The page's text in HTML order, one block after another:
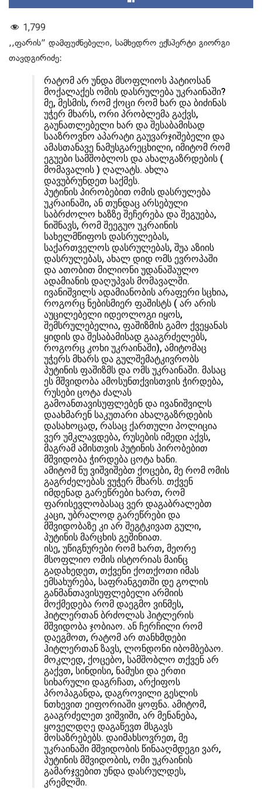
1,799
,,ფარის” დამფუძნებელი, სამხედრო ექსპერტი გიორგი
თავდგირიძე:
რატომ არ უნდა მსოფლიოს პატიოსან
მოქალაქეს ომის დასრულება უკრაინაში?
მე, მესმის, რომ ქოცი რომ ხარ და ბიძინას
უჭერ მხარს, ორი პრობლემა გაქვს,
გაუნათლებელი ხარ და შესაბამისად
სააზროვნო აპარატი გაუვარჯიშებელი და
ამასთანავე ნამუსგარეცხილი, იმიტომ რომ
ეგუები სამშობლოს და ახალგაზრდების (
მომავალის ) ღალატს. ახლა
დავუბრუნდეთ საქმეს.
პუტინის პირობებით ომის დასრულება
უკრაინაში, ან თუნდაც არსებული
საბრძოლო ხაზზე შეჩერება და შეგუება,
ნიშნავს, რომ შეეგუო უკრაინის
სახელმწიფოს დასრულებას,
საქართველოს დასრულებას, შუა აზიის
დასრულებას, ახალ დიდ ომს ევროპაში
და ათობით მილიონი უდანაშაულო
ადამიანის დაღუპვას მომავალში.
ივანიშვილს ადამიანობის არაფერი სცხია,
როგორც ნებისმიერ ფაშისტს ( არ არის
აუცილებელი იდეოლოგი იყოს,
შემსრულებელია, ფაშიზმის გამო ქვეყანას
ყიდის და შესაბამისად გააგრძელებს,
როგორც კოხი უკრაინაში), ამიტომაც
უჭერს მხარს და გულშემატკივრობს
პუტინის ფაშიზმს და ომს უკრაინაში. მასაც
ეს მშვიდობა ამოსუნთქვისთვის ჭირდება,
რუსები ცოტა ძალას
გამოანთავისუფლებენ და ივანიშვილს
დაახმარენ საკუთარი ახალგაზრდების
დასახოცად, რასაც ქართული პოლიცია
ვერ უმკლავდება, რუსების იმედი აქვს,
მაგრამ ამისთვის პუტინის პირობებით
მშვიდობა ჭირდება ცოტა ხანი.
ამიტომ ნუ ვიშვიშებთ ქოცები, მე რომ ომის
გაგრძელებას ვუჭერ მხარს. თქვენ
იმდენად გარეწრები ხართ, რომ
ფარისევლობასაც ვერ დაგაბრალებთ
კაცი, უბრალოდ გარეწრები და
მშვიდობაზე კი არ შეგტკივათ გული,
პუტინის მარცხის გეშინიათ.
ისე, უწიგნურები რომ ხართ, მეორე
მსოფლიო ომის ისტორიას მაინც
გადახედეთ, თქვენი ქოთქოთი იმას
ემსახურება, საფრანგეთში დე გოლის
განმანთავისუფლებელი არმიის
მოქმედება რომ დაეგმო ვინმეს,
ჰიტლერთან ბრძოლას ჰიტლერის
მშვიდობა ჯობიაო. ან ჩერჩილი რომ
დაეგმოთ, რატომ არ თანხმდები
ჰიტლერთან ზავს, ლონდონი იბომბებაო.
მოკლედ, ქოცებო, სამშობლო თქვენ არ
გაქვთ, სინდისი, ნამუსი და ერთი
სიხარული დაგრჩათ, არქიფოს
პროპაგანდა, დაგროვილი გესლის
ნთხევით ეიფორიაში ყოფნა. ამიტომ,
გააგრძელეთ ვიშვიში, არ მენანება,
ყოველდღე დაგაწევთ მსგავს
მოსაზრებებს. დაიმახსოვრეთ, მე
უკრაინაში მშვიდობის წინააღმდეგი ვარ,
პუტინის მშვიდობის, ომი უკრაინის
გამარჯვებით უნდა დასრულდეს,
კრემლში.